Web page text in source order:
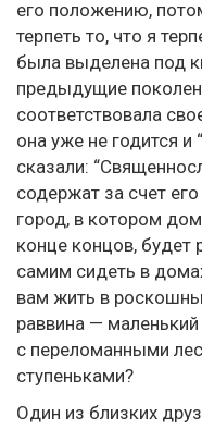
его положению,
терпеть то, что я
была выделена под
предыдущие
соответствовала
она уже не годится и
сказали:
содержат за счет
город, в котором
конце концов, будет
самим сидеть в
вам жить в
раввина —
с переломанными
ступеньками?
Один из близких